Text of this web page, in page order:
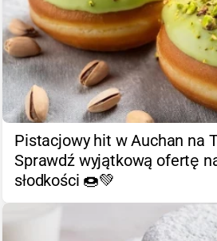
Pistacjowy hit w Auchan na
Sprawdź wyjątkową ofertę
słodkości 🍩💚